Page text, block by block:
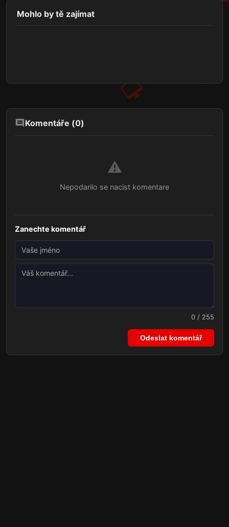
Mohlo by tě zajímat
Komentáře (0)
⚠️
Nepodarilo se nacist komentare
Zanechte komentář
0 / 255
Odeslat komentář